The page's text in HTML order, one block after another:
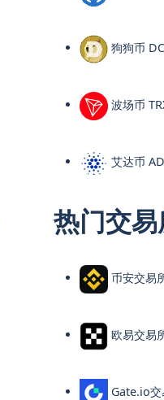
狗狗币
波场币
艾达币
热门交
币安交易
欧易交易
Gate.io